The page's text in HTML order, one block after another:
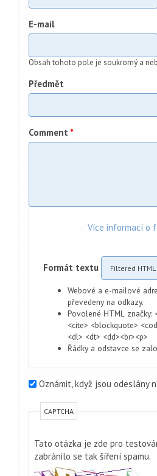
E-mail
Obsah tohoto pole je soukromý a
Předmět
Comment *
Více informací o
Formát textu
Webové a e-mailové
převedeny na odkazy.
Povolené HTML značky:
<cite> <blockquote>
<dl> <dt> <dd><br><p>
Řádky a odstavce se
Oznámit, když jsou odeslány
CAPTCHA
Tato otázka je zde pro
zabránilo se tak šíření spamu.